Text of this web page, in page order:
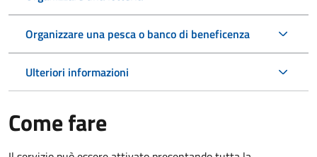
Organizzare una pesca o banco di beneficenza
Ulteriori informazioni
Come fare